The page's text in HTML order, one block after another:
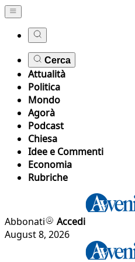
Cerca
Attualità
Politica
Mondo
Agorà
Podcast
Chiesa
Idee e Commenti
Economia
Rubriche
Abbonati
Accedi
August 8, 2026